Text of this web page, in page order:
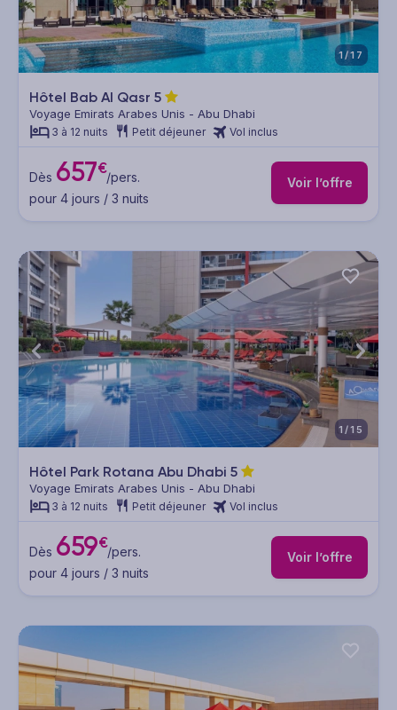
1/17
Hôtel Bab Al Qasr 5
Voyage Emirats Arabes Unis - Abu Dhabi
3 à 12 nuits Petit déjeuner Vol inclus
Dès 657€/pers.
pour 4 jours / 3 nuits
Voir l’offre
1/15
Hôtel Park Rotana Abu Dhabi 5
Voyage Emirats Arabes Unis - Abu Dhabi
3 à 12 nuits Petit déjeuner Vol inclus
Dès 659€/pers.
pour 4 jours / 3 nuits
Voir l’offre